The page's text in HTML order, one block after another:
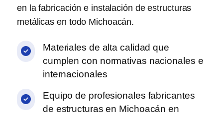
en la fabricación e instalación de estructuras
metálicas en todo Michoacán.
Materiales de alta calidad que
cumplen con normativas nacionales e
internacionales
Equipo de profesionales fabricantes
de estructuras en Michoacán en